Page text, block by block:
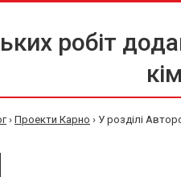
робіт
› Проекти Карно › У розділі